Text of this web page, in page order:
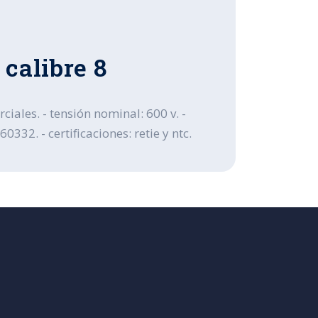
8
- tensión nominal: 600 v. -
- certificaciones: retie y ntc.